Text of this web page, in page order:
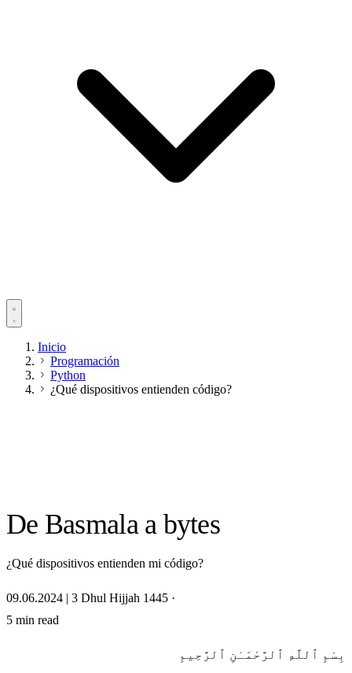
Inicio
Programación
Python
¿Qué dispositivos entienden código?
De Basmala a bytes
¿Qué dispositivos entienden mi código?
09.06.2024 | 3 Dhul Hijjah 1445 ·
5 min read
بِسْمِ ٱللَّهِ ٱلرَّحْمَـٰنِ ٱلرَّحِيمِ